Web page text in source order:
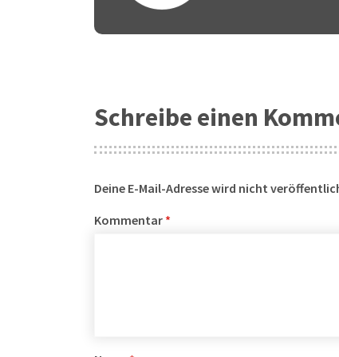
Schreibe einen
Deine E-Mail-Adresse wird nicht
Kommentar *